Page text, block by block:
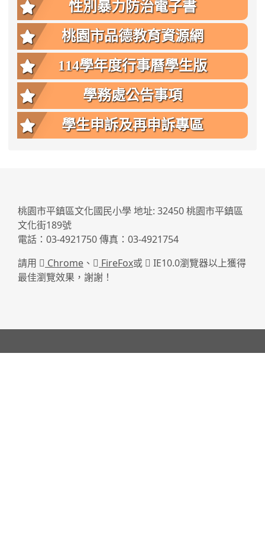
性別暴力防治電子書
桃園市品德教育資源網
114學年度行事曆學生版
學務處公告事項
學生申訴及再申訴專區
桃園市平鎮區文化國民小學 地址: 32450 桃園市平鎮區
文化街189號
電話：03-4921750 傳真：03-4921754
請用
Chrome 、 FireFox或
IE10.0瀏覽器以上獲得
最佳瀏覽效果，謝謝！